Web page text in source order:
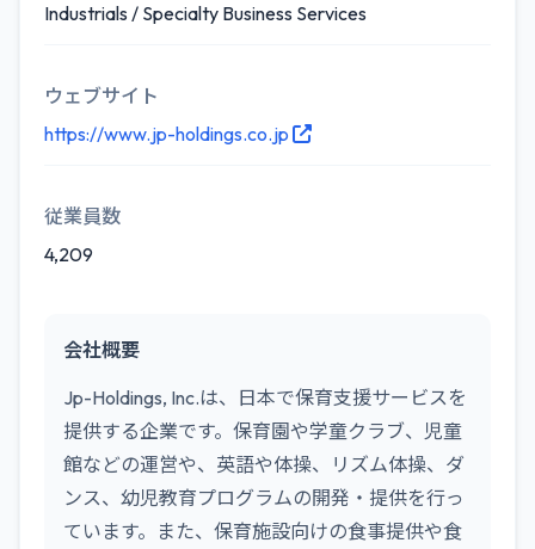
Industrials / Specialty Business Services
ウェブサイト
https://www.jp-holdings.co.jp
従業員数
4,209
会社概要
Jp-Holdings, Inc.は、日本で保育支援サービスを
提供する企業です。保育園や学童クラブ、児童
館などの運営や、英語や体操、リズム体操、ダ
ンス、幼児教育プログラムの開発・提供を行っ
ています。また、保育施設向けの食事提供や食